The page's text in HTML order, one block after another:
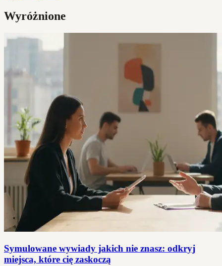
Wyróżnione
Symulowane wywiady jakich nie znasz: odkryj
miejsca, które cię zaskoczą